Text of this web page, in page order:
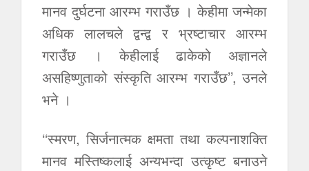
मानव दुर्घटना आरम्भ गराउँछ । केहीमा जन्मेका
अधिक लालचले द्वन्द्व र भ्रष्टाचार आरम्भ
गराउँछ । केहीलाई ढाकेको अज्ञानले
असहिष्णुताको संस्कृति आरम्भ गराउँछ’’, उनले
भने ।
‘‘स्मरण, सिर्जनात्मक क्षमता तथा कल्पनाशक्ति
मानव मस्तिष्कलाई अन्यभन्दा उत्कृष्ट बनाउने